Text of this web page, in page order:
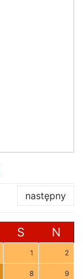
następny
S N
1 2
8 9